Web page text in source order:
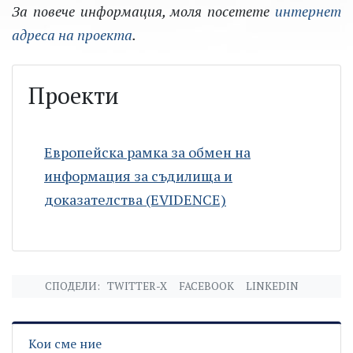
За повече информация, моля посетете интернет
адреса на проекта.
Проекти
Европейска рамка за обмен на
информация за съдилища и
доказателства (EVIDENCE)
СПОДЕЛИ: TWITTER-X FACEBOOK LINKEDIN
Кои сме ние